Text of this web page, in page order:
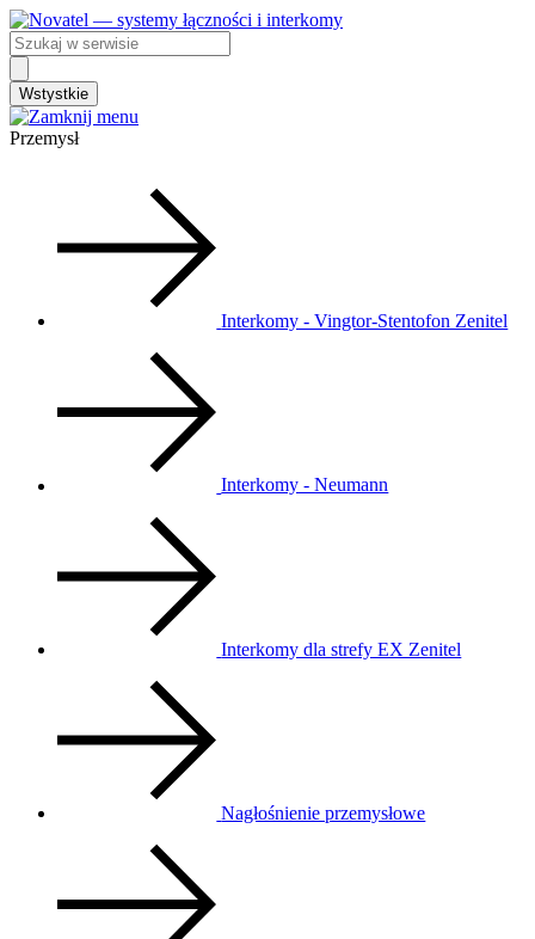
Przejdź
do
treści
Search
...
Wstystkie
Przemysł
Interkomy - Vingtor-Stentofon Zenitel
Interkomy - Neumann
Interkomy dla strefy EX Zenitel
Nagłośnienie przemysłowe